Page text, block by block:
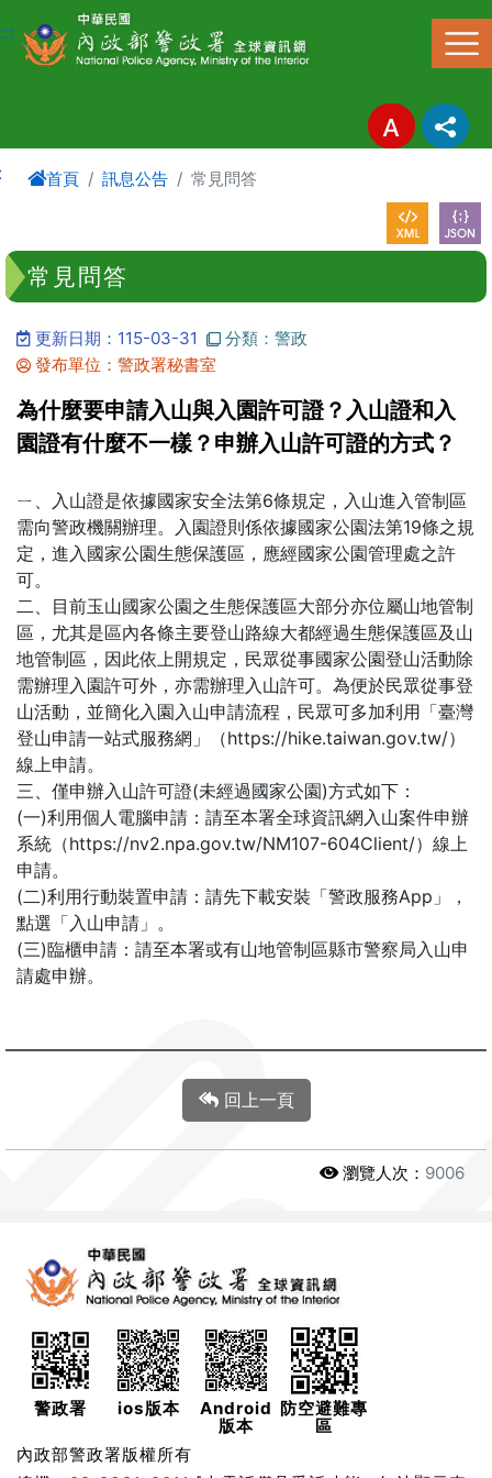
進入內容區塊
:::
首頁 訊息公告 常見問答
常見問答
更新日期：115-03-31
分類：警政
發布單位：警政署秘書室
為什麼要申請入山與入園許可證？入山證和入
園證有什麼不一樣？申辦入山許可證的方式？
ㄧ、入山證是依據國家安全法第6條規定，入山進入管制區
需向警政機關辦理。入園證則係依據國家公園法第19條之規
定，進入國家公園生態保護區，應經國家公園管理處之許
可。
二、目前玉山國家公園之生態保護區大部分亦位屬山地管制
區，尤其是區內各條主要登山路線大都經過生態保護區及山
地管制區，因此依上開規定，民眾從事國家公園登山活動除
需辦理入園許可外，亦需辦理入山許可。為便於民眾從事登
山活動，並簡化入園入山申請流程，民眾可多加利用「臺灣
登山申請一站式服務網」（https://hike.taiwan.gov.tw/）
線上申請。
三、僅申辦入山許可證(未經過國家公園)方式如下：
(一)利用個人電腦申請：請至本署全球資訊網入山案件申辦
系統（https://nv2.npa.gov.tw/NM107-604Client/）線上
申請。
(二)利用行動裝置申請：請先下載安裝「警政服務App」，
點選「入山申請」。
(三)臨櫃申請：請至本署或有山地管制區縣市警察局入山申
請處申辦。
回上一頁
瀏覽人次： 9006
警政署 ios版本
Android
版本
防空避難專
區
內政部警政署版權所有